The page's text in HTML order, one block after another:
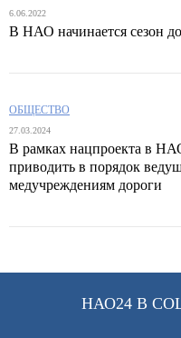
6.06.2022
В НАО начинается сезон
ОБЩЕСТВО
27.03.2024
В рамках нацпроекта в
приводить в порядок
медучреждениям дороги
НАО24 В